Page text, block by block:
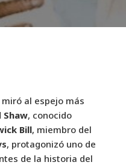
al espejo más
Shaw, conocido
Bill, miembro del
, protagonizó uno de
de la historia del